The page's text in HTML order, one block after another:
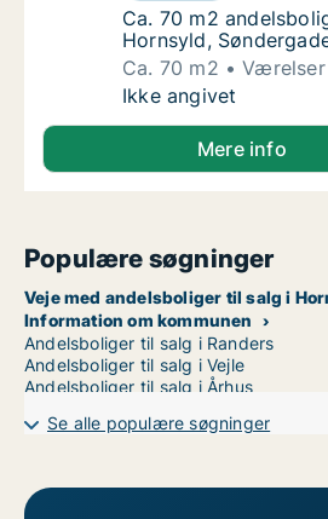
Ca. 70 m2
Ca. 70 m2
Hornsyld,
Ca. 70 m2
Ca. 70 m2
Ikke angivet
Mere info
Populære søgninger
Veje med andelsboliger til salg i
Information om kommunen
Andelsboliger til salg i Randers
Andelsboliger til salg i Vejle
Andelsboliger til salg i Århus
Se alle populære søgninger